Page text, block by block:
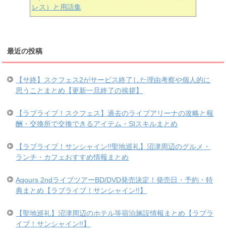
レス）と用語集
最近の投稿
【サ終】スクフェス2がサービス終了した理由考察や個人的に
思うことまとめ【更新一旦終了の挨拶】
【ラブライブ！スクフェス】過去のライブアリーナの攻略と報
酬・交換所で交換できるアイテム・SIスキルまとめ
【ラブライブ！サンシャイン!!聖地巡礼】沼津周辺のグルメ・
ランチ・カフェおすすめ情報まとめ
Aqours 2ndライブツアーBD/DVD発売決定！発売日・予約・特
典まとめ【ラブライブ！サンシャイン!!】
【聖地巡礼】沼津周辺のホテル等宿泊施設情報まとめ【ラブラ
イブ！サンシャイン!!】